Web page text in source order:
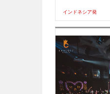
インドネシア発